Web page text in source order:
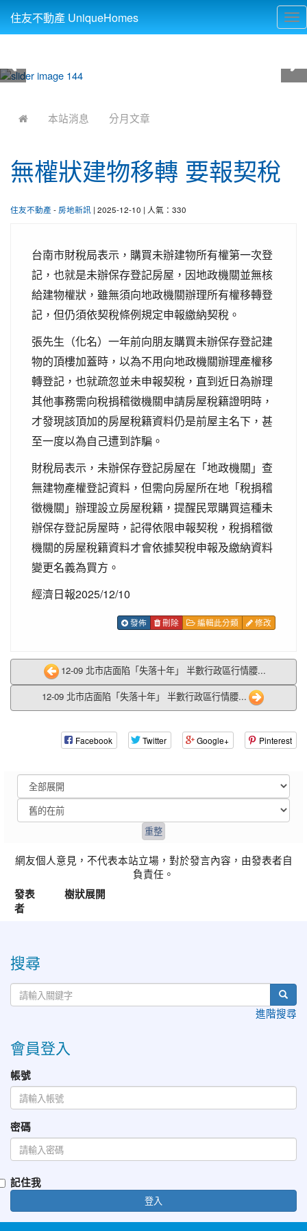
住友不動產 UniqueHomes
本站消息 分月文章
無權狀建物移轉 要報契稅
住友不動產 - 房地新訊 | 2025-12-10 | 人氣：330
台南市財稅局表示，購買未辦建物所有權第一次登
記，也就是未辦保存登記房屋，因地政機關並無核
給建物權狀，雖無須向地政機關辦理所有權移轉登
記，但仍須依契稅條例規定申報繳納契稅。
張先生（化名）一年前向朋友購買未辦保存登記建
物的頂樓加蓋時，以為不用向地政機關辦理產權移
轉登記，也就疏忽並未申報契稅，直到近日為辦理
其他事務需向稅捐稽徵機關申請房屋稅籍證明時，
才發現該頂加的房屋稅籍資料仍是前屋主名下，甚
至一度以為自己遭到詐騙。
財稅局表示，未辦保存登記房屋在「地政機關」查
無建物產權登記資料，但需向房屋所在地「稅捐稽
徵機關」辦理設立房屋稅籍，提醒民眾購買這種未
辦保存登記房屋時，記得依限申報契稅，稅捐稽徵
機關的房屋稅籍資料才會依據契稅申報及繳納資料
變更名義為買方。
經濟日報2025/12/10
發佈 刪除 編輯此分類 修改
12-09 北市店面陷「失落十年」 半數行政區行情腰...
12-09 北市店面陷「失落十年」 半數行政區行情腰...
Facebook Twitter Google+ Pinterest
網友個人意見，不代表本站立場，對於發言內容，由發表者自
負責任。
發表
者
樹狀展開
搜尋
進階搜尋
會員登入
帳號
密碼
記住我
登入